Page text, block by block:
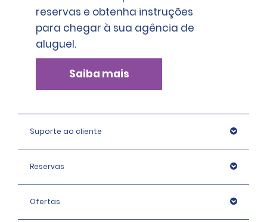
reservas e obtenha instruções
para chegar à sua agência de
aluguel.
Saiba mais
Suporte ao cliente
Reservas
Ofertas